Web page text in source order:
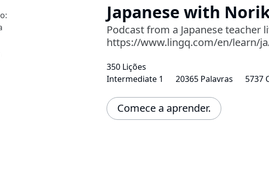
Japanese with
Podcast from a Japanese teacher
https://www.lingq.com/en/learn/
350 Lições
Intermediate 1
20365 Palavras 5737
Comece a aprender.